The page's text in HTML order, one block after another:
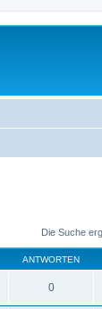
Die Suche
ANTWORTEN
0